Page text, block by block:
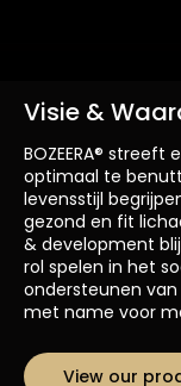
Visie &
BOZEERA®
optimaal te
levensstijl
gezond en fit
& development
rol spelen in het
ondersteunen
met name voor
View our